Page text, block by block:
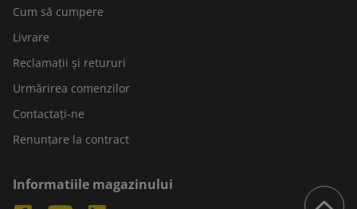
Cum să cumpere
Livrare
Reclamații și retururi
Urmărirea comenzilor
Contactați-ne
Renunțare la contract
Informatiile magazinului